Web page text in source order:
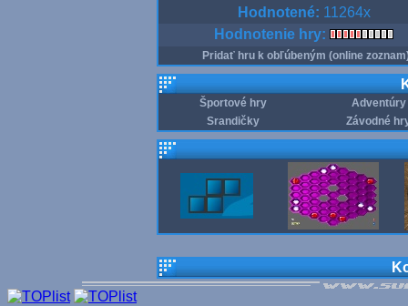
Hodnotené: 11264x
Hodnotenie hry:
Pridať hru k obľúbeným (online
Športové hry
Adventúry
Srandičky
Závodné